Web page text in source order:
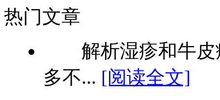
热门文章
解析湿疹和牛皮
多不... [阅读全文]